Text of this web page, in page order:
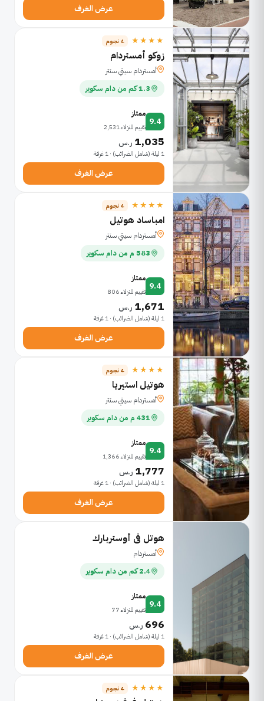
عرض الغرف
★★★★ 4 نجوم
زوكو أمستردام
أمستردام سيتي سنتر
1.3 كم من دام سكوير
9.4
ممتاز
تقييم للنزلاء 2,531
1,035 ر.س
1 ليلة (شامل الضرائب) · 1 غرفة
عرض الغرف
★★★★ 4 نجوم
امباساد هوتيل
أمستردام سيتي سنتر
583 م من دام سكوير
9.4
ممتاز
تقييم للنزلاء 806
1,671 ر.س
1 ليلة (شامل الضرائب) · 1 غرفة
عرض الغرف
★★★★ 4 نجوم
هوتيل استيريا
أمستردام سيتي سنتر
431 م من دام سكوير
9.4
ممتاز
تقييم للنزلاء 1,366
1,777 ر.س
1 ليلة (شامل الضرائب) · 1 غرفة
عرض الغرف
هوتل فى أوستربارك
أمستردام
2.4 كم من دام سكوير
9.4
ممتاز
تقييم للنزلاء 77
696 ر.س
1 ليلة (شامل الضرائب) · 1 غرفة
عرض الغرف
★★★★ 4 نجوم